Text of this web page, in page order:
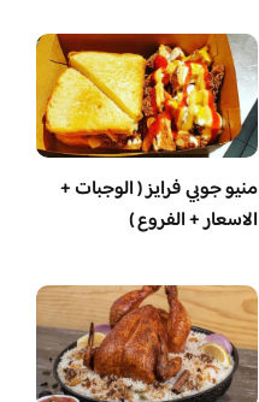
منيو جوبي فرايز ( الوجبات +
الاسعار + الفروع )